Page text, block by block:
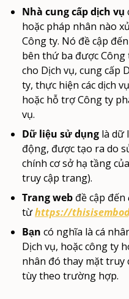
Nhà cung cấp dịch vụ
hoặc pháp nhân nào
Công ty. Nó đề cập
bên thứ ba được
cho Dịch vụ, cung cấp
ty, thực hiện các dịch
hoặc hỗ trợ Công ty
vụ.
Dữ liệu sử dụng là dữ
động, được tạo ra do
chính cơ sở hạ tầng
truy cập trang).
Trang web đề cập đến
từhttps://
Bạn có nghĩa là cá
Dịch vụ, hoặc công ty
nhân đó thay mặt truy
tùy theo trường hợp.